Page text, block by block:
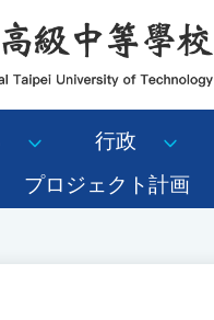
行政
プロジェクト計画